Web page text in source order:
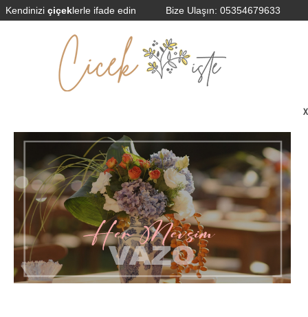
Kendinizi çiçeklerle ifade edin Bize Ulaşın: 05354679633